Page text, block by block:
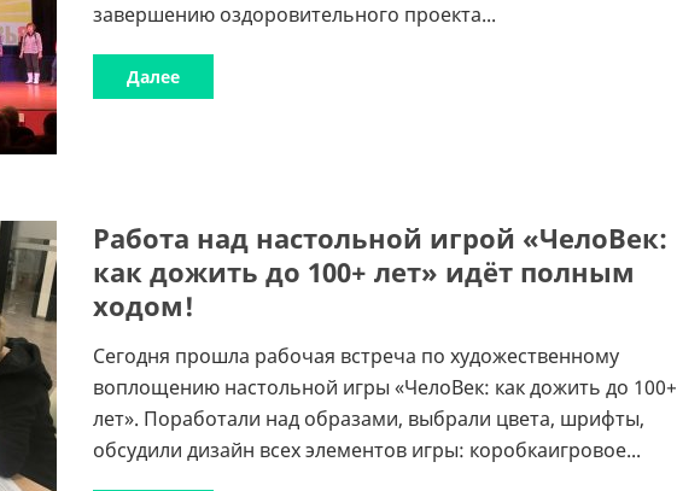
завершению оздоровительного проекта...
Далее
Работа над настольной игрой «ЧелоВек:
как дожить до 100+ лет» идёт полным
ходом!
Сегодня прошла рабочая встреча по художественному
воплощению настольной игры «ЧелоВек: как дожить до 100+
лет». Поработали над образами, выбрали цвета, шрифты,
обсудили дизайн всех элементов игры: коробкаигровое...